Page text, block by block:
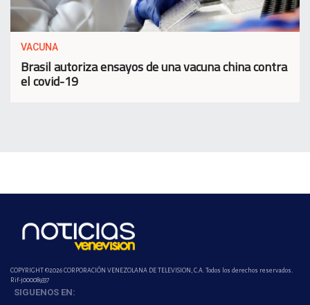
VACUNA
Brasil autoriza ensayos de una vacuna china contra
el covid-19
COPYRIGHT ©2026 CORPORACIÓN VENEZOLANA DE TELEVISION, C.A. Todos los derechos reservados.
Rif-j000089337
SIGUENOS EN: